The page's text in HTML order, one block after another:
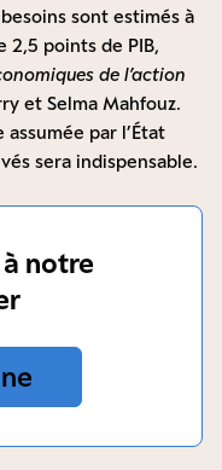
sont estimés à
2,5 points de PIB,
de l’action
et Selma Mahfouz.
par l’État
sera indispensable.
notre